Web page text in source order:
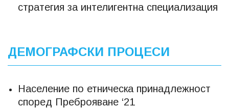
стратегия за интелигентна специализация
ДЕМОГРАФСКИ ПРОЦЕСИ
Население по етническа принадлежност
според Преброяване ‘21